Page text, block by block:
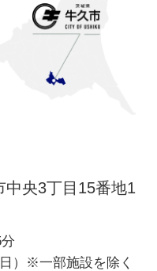
中央3丁目15番地1
）※一部施設を除く